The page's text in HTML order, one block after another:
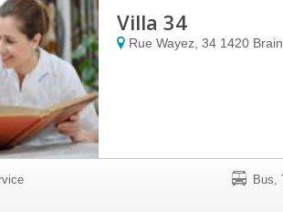
Villa 34
Rue Wayez, 34 1420
Bus,